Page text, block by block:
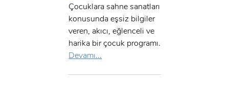
Çocuklara sahne sanatları
konusunda eşsiz bilgiler
veren, akıcı, eğlenceli ve
harika bir çocuk programı.
Devamı...